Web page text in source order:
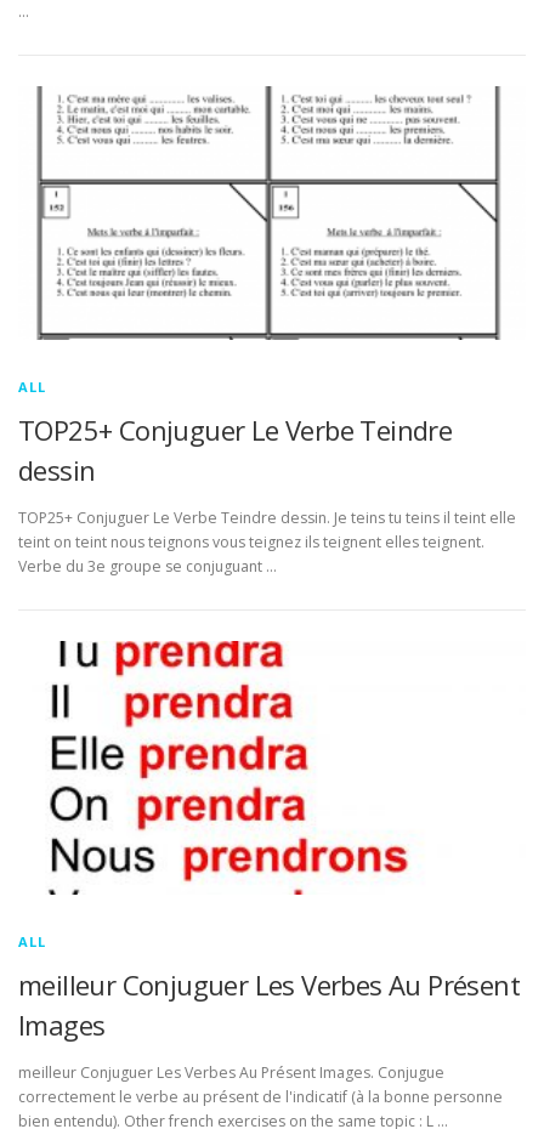
…
ALL
TOP25+ Conjuguer Le Verbe Teindre
dessin
TOP25+ Conjuguer Le Verbe Teindre dessin. Je teins tu teins il teint elle
teint on teint nous teignons vous teignez ils teignent elles teignent.
Verbe du 3e groupe se conjuguant …
ALL
meilleur Conjuguer Les Verbes Au Présent
Images
meilleur Conjuguer Les Verbes Au Présent Images. Conjugue
correctement le verbe au présent de l'indicatif (à la bonne personne
bien entendu). Other french exercises on the same topic : L …